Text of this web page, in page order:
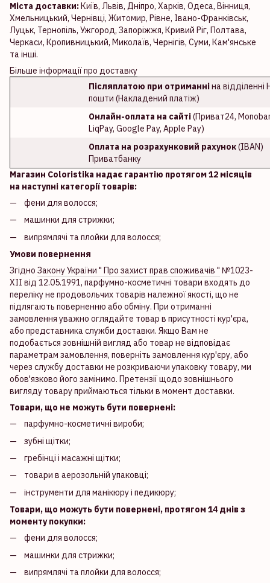
Міста доставки:Київ, Львів, Дніпро, Харків, Одеса, Вінниця,
Хмельницький, Чернівці, Житомир, Рівне, Івано-Франківськ,
Луцьк, Тернопіль, Ужгород, Запоріжжя, Кривий Ріг, Полтава,
Черкаси, Кропивницький, Миколаїв, Чернігів, Суми, Кам'янське
та інші.
Більше інформації про доставку
Післяплатою при отриманніна відділенні
пошти (Накладений платіж)
Онлайн-оплата на сайті(Приват24,
LiqPay, Google Pay, Apple Pay)
Оплата на розрахунковий рахунок(IBAN)
Приватбанку
Магазин Coloristika надає гарантію протягом 12 місяців
на наступні категорії товарів:
фени для волосся;
машинки для стрижки;
випрямлячі та плойки для волосся;
Умови повернення
Згідно Закону України " Про захист прав споживачів " №1023-
XII від 12.05.1991, парфумно-косметичні товари входять до
переліку не продовольчих товарів належної якості, що не
підлягають поверненню або обміну. При отриманні
замовлення уважно оглядайте товар в присутності кур'єра,
або представника служби доставки. Якщо Вам не
подобається зовнішній вигляд або товар не відповідає
параметрам замовлення, поверніть замовлення кур'єру, або
через службу доставки не розкриваючи упаковку товару, ми
обов'язково його замінимо. Претензії щодо зовнішнього
вигляду товару приймаються тільки в момент доставки.
Товари, що не можуть бути повернені:
парфумно-косметичні вироби;
зубні щітки;
гребінці і масажні щітки;
товари в аерозольній упаковці;
інструменти для манікюру і педикюру;
Товари, що можуть бути повернені, протягом 14 днів з
моменту покупки:
фени для волосся;
машинки для стрижки;
випрямлячі та плойки для волосся;